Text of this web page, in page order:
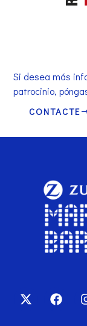
Si desea más
patrocinio,
CONTACTE